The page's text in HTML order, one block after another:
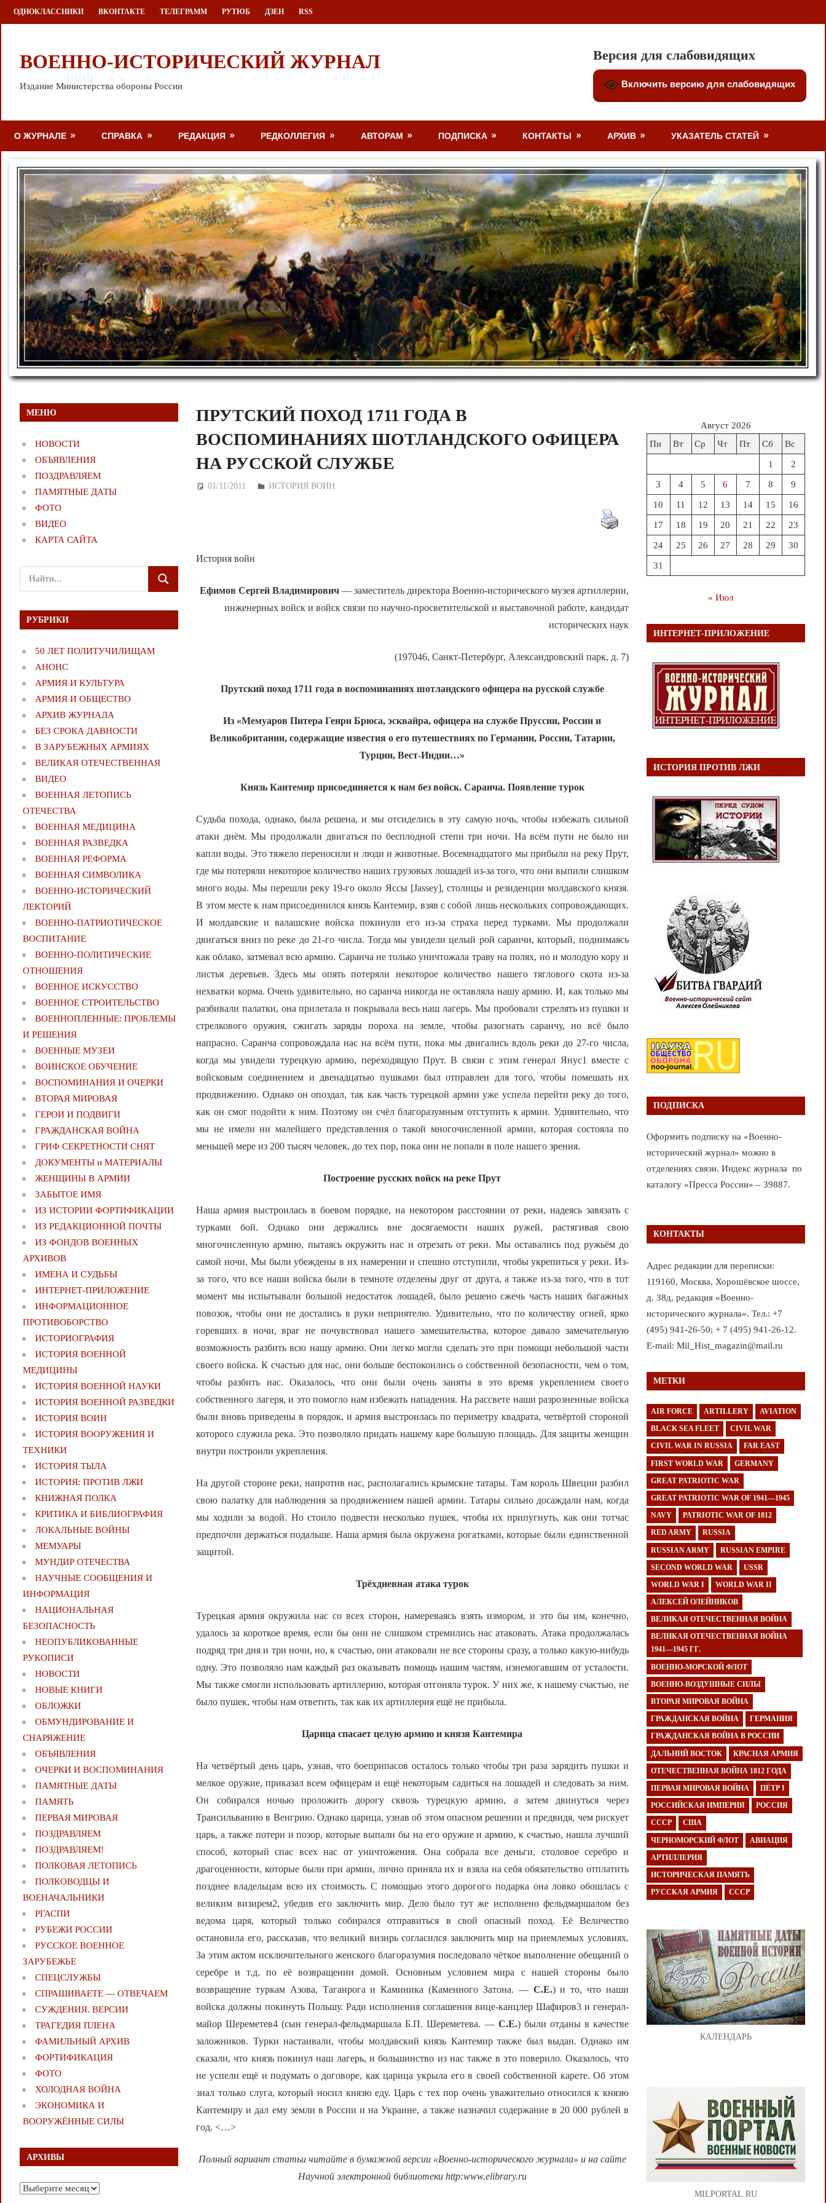
Перейти
к
ОДНОКЛАССНИКИ ВКОНТАКТЕ ТЕЛЕГРАММ РУТЮБ ДЗЕН RSS
ВОЕННО-ИСТОРИЧЕСКИЙ ЖУРНАЛ
Издание Министерства обороны России
Версия для слабовидящих
Включить версию для слабовидящих
О ЖУРНАЛЕ СПРАВКА РЕДАКЦИЯ РЕДКОЛЛЕГИЯ АВТОРАМ ПОДПИСКА КОНТАКТЫ АРХИВ УКАЗАТЕЛЬ СТАТЕЙ
ПРУТСКИЙ ПОХОД 1711 ГОДА В
ВОСПОМИНАНИЯХ ШОТЛАНДСКОГО ОФИЦЕРА
НА РУССКОЙ СЛУЖБЕ
01/11/2011 Дежурный по Редакции
ИСТОРИЯ ВОИН
История войн
Ефимов Сергей Владимирович— заместитель директора Военно-исторического музея артиллерии,
инженерных войск и войск связи по научно-просветительской и выставочной работе, кандидат
исторических наук
(197046, Санкт-Петербург, Александровский парк, д. 7)
Прутский поход 1711 года в воспоминаниях шотландского офицера на русской службе
Из «Мемуаров Питера Генри Брюса, эсквайра, офицера на службе Пруссии, России и
Великобритании, содержащие известия о его путешествиях по Германии, России, Татарии,
Турции, Вест-Индии…»
Князь Кантемир присоединяется к нам без войск. Саранча. Появление турок
Судьба похода, однако, была решена, и мы отсиделись в эту самую ночь, чтобы избежать сильной
атаки днём. Мы продолжали двигаться по бесплодной степи три ночи. На всём пути не было ни
капли воды. Это тяжело переносили и люди и животные. Восемнадцатого мы прибыли на реку Прут,
где мы потеряли некоторое количество наших грузовых лошадей из-за того, что они выпили слишком
много воды. Мы перешли реку 19-го около Яссы [Jassey], столицы и резиденции молдавского князя.
В этом месте к нам присоединился князь Кантемир, взяв с собой лишь нескольких сопровождающих.
И молдавские и валашские войска покинули его из-за страха перед турками. Мы продолжали
двигаться вниз по реке до 21-го числа. Тогда мы увидели целый рой саранчи, который, поднимаясь
как облако, затмевал всю армию. Саранча не только уничтожала траву на полях, но и молодую кору и
листья деревьев. Здесь мы опять потеряли некоторое количество нашего тяглового скота из-за
нехватки корма. Очень удивительно, но саранча никогда не оставляла нашу армию. И, как только мы
разбивали палатки, она прилетала и покрывала весь наш лагерь. Мы пробовали стрелять из пушки и
стрелкового оружия, сжигать заряды пороха на земле, чтобы разогнать саранчу, но всё было
напрасно. Саранча сопровождала нас на всём пути, пока мы двигались вдоль реки до 27-го числа,
когда мы увидели турецкую армию, переходящую Прут. В связи с этим генерал Янус1 вместе с
войсковым соединением и двенадцатью пушками был отправлен для того, чтобы помешать их
продвижению. Однако он опоздал, так как часть турецкой армии уже успела перейти реку до того,
как он смог подойти к ним. Поэтому он счёл благоразумным отступить к армии. Удивительно, что
мы не имели ни малейшего представления о такой многочисленной армии, которая состояла по
меньшей мере из 200 тысяч человек, до тех пор, пока они не попали в поле нашего зрения.
Построение русских войск на реке Прут
Наша армия выстроилась в боевом порядке, на некотором расстоянии от реки, надеясь завязать с
турками бой. Однако они держались вне досягаемости наших ружей, растягивая свою
многочисленную армию, пытаясь окружить нас и отрезать от реки. Мы оставались под ружьём до
самой ночи. Мы были убеждены в их намерении и спешно отступили, чтобы укрепиться у реки. Из-
за того, что все наши войска были в темноте отделены друг от друга, а также из-за того, что в тот
момент мы испытывали большой недостаток лошадей, было решено сжечь часть наших багажных
повозок, чтобы они не достались в руки неприятелю. Удивительно, что по количеству огней, ярко
горевших в ночи, враг не почувствовал нашего замешательства, которое давало замечательную
возможность разбить всю нашу армию. Они легко могли сделать это при помощи небольшой части
своего войска. К счастью для нас, они больше беспокоились о собственной безопасности, чем о том,
чтобы разбить нас. Оказалось, что они были очень заняты в это время укреплением своего
собственного лагеря, и это помогло нам избежать нападения. На рассвете наши разрозненные войска
были вновь приведены в порядок, и армия выстроилась по периметру квадрата, четвёртой стороной
которого служила река. Это позволяло придать нашему каре большую площадь. Для защиты женщин
внутри построили укрепления.
На другой стороне реки, напротив нас, располагались крымские татары. Там король Швеции разбил
свою палатку для наблюдения за продвижением нашей армии. Татары сильно досаждали нам, когда
мы ходили за водой. Но стоило подвести несколько пушек, чтобы их припугнуть, как они тотчас
предпочли держаться подальше. Наша армия была окружена рогатками, которые были единственной
защитой.
Трёхдневная атака турок
Турецкая армия окружила нас со всех сторон, намереваясь взять измором, и это бы им, конечно,
удалось за короткое время, если бы они не слишком стремились нас атаковать. Атака продолжалась
подряд три дня и три ночи, но, к счастью, они атаковали не все стороны сразу, а только какую-нибудь
одну. Это позволяло нам каждый раз оказывать помощь нашим частям, изнемогавшим от усталости.
Мы также смогли использовать артиллерию, которая отгоняла турок. У них же, к нашему счастью, не
было пушек, чтобы нам ответить, так как их артиллерия ещё не прибыла.
Царица спасает целую армию и князя Кантемира
На четвёртый день царь, узнав, что боеприпасов осталось только чтобы три раза зарядить пушки и
мелкое оружие, приказал всем офицерам и ещё некоторым садиться на лошадей и следовать за ним.
Он собирался ночью проложить дорогу сквозь турецкую армию, а затем двинуться через
Трансильванию в Венгрию. Однако царица, узнав об этом опасном решении и предвидя, чем рискует
царь, а также потери и позор, которые выпали бы на его оружие и армию, к счастью, нашла лучший
способ, который спас всех нас от уничтожения. Она собрала все деньги, столовое серебро и
драгоценности, которые были при армии, лично приняла их и взяла на себя обязательство отплатить
позднее владельцам всю их стоимость. С помощью этого дорогого подарка она ловко обошлась с
великим визирем2, убедив его заключить мир. Дело было тут же исполнено фельдмаршалом без
ведома царя, который только собирался отправиться в свой опасный поход. Её Величество
остановила его, рассказав, что великий визирь согласился заключить мир на приемлемых условиях.
За этим актом исключительного женского благоразумия последовало чёткое выполнение обещаний о
серебре и т.д. по её возвращении домой. Основным условием мира с нашей стороны было
возвращение туркам Азова, Таганрога и Каминика (Каменного Затона. — С.Е.) и то, что наши
войска должны покинуть Польшу. Ради исполнения соглашения вице-канцлер Шафиров3 и генерал-
майор Шереметев4 (сын генерал-фельдмаршала Б.П. Шереметева. — С.Е.) были отданы в качестве
заложников. Турки настаивали, чтобы молдавский князь Кантемир также был выдан. Однако им
сказали, что князь покинул наш лагерь, и большинство из нас также в это поверило. Оказалось, что
не успели ещё и подумать о договоре, как царица укрыла его в своей собственной карете. Об этом
знал только слуга, который носил князю еду. Царь с тех пор очень уважительно относился к князю
Кантемиру и дал ему земли в России и на Украине, а также назначил содержание в 20 000 рублей в
год. <…>
Полный вариант статьи читайте в бумажной версии «Военно-исторического журнала» и на сайте
Научной электронной библиотеки http:www.elibrary.ru
МЕНЮ
НОВОСТИ
ОБЪЯВЛЕНИЯ
ПОЗДРАВЛЯЕМ
ПАМЯТНЫЕ ДАТЫ
ФОТО
ВИДЕО
КАРТА САЙТА
Поиск
для:
ПОИСК
РУБРИКИ
50 ЛЕТ ПОЛИТУЧИЛИЩАМ
АНОНС
АРМИЯ И КУЛЬТУРА
АРМИЯ И ОБЩЕСТВО
АРХИВ ЖУРНАЛА
БЕЗ СРОКА ДАВНОСТИ
В ЗАРУБЕЖНЫХ АРМИЯХ
ВЕЛИКАЯ ОТЕЧЕСТВЕННАЯ
ВИДЕО
ВОЕННАЯ ЛЕТОПИСЬ
ОТЕЧЕСТВА
ВОЕННАЯ МЕДИЦИНА
ВОЕННАЯ РАЗВЕДКА
ВОЕННАЯ РЕФОРМА
ВОЕННАЯ СИМВОЛИКА
ВОЕННО-ИСТОРИЧЕСКИЙ
ЛЕКТОРИЙ
ВОЕННО-ПАТРИОТИЧЕСКОЕ
ВОСПИТАНИЕ
ВОЕННО-ПОЛИТИЧЕСКИE
ОТНОШЕНИЯ
ВОЕННОЕ ИСКУССТВО
ВОЕННОЕ СТРОИТЕЛЬСТВО
ВОЕННОПЛЕННЫЕ: ПРОБЛЕМЫ
И РЕШЕНИЯ
ВОЕННЫЕ МУЗЕИ
ВОИНСКОЕ ОБУЧЕНИЕ
ВОСПОМИНАНИЯ И ОЧЕРКИ
ВТОРАЯ МИРОВАЯ
ГЕРОИ И ПОДВИГИ
ГРАЖДАНСКАЯ ВОЙНА
ГРИФ СЕКРЕТНОСТИ СНЯТ
ДОКУМЕНТЫ и МАТЕРИАЛЫ
ЖЕНЩИНЫ В АРМИИ
ЗАБЫТОЕ ИМЯ
ИЗ ИСТОРИИ ФОРТИФИКАЦИИ
ИЗ РЕДАКЦИОННОЙ ПОЧТЫ
ИЗ ФОНДОВ ВОЕННЫХ
АРХИВОВ
ИМЕНА И СУДЬБЫ
ИНТЕРНЕТ-ПРИЛОЖЕНИЕ
ИНФОРМАЦИОННОЕ
ПРОТИВОБОРСТВО
ИСТОРИОГРАФИЯ
ИСТОРИЯ ВОЕННОЙ
МЕДИЦИНЫ
ИСТОРИЯ ВОЕННОЙ НАУКИ
ИСТОРИЯ ВОЕННОЙ РАЗВЕДКИ
ИСТОРИЯ ВОИН
ИСТОРИЯ ВООРУЖЕНИЯ И
ТЕХНИКИ
ИСТОРИЯ ТЫЛА
ИСТОРИЯ: ПРОТИВ ЛЖИ
КНИЖНАЯ ПОЛКА
КРИТИКА И БИБЛИОГРАФИЯ
ЛОКАЛЬНЫЕ ВОЙНЫ
МЕМУАРЫ
МУНДИР ОТЕЧЕСТВА
НАУЧНЫЕ СООБЩЕНИЯ И
ИНФОРМАЦИЯ
НАЦИОНАЛЬНАЯ
БЕЗОПАСНОСТЬ
НЕОПУБЛИКОВАННЫЕ
РУКОПИСИ
НОВОСТИ
НОВЫЕ КНИГИ
ОБЛОЖКИ
ОБМУНДИРОВАНИЕ И
СНАРЯЖЕНИЕ
ОБЪЯВЛЕНИЯ
ОЧЕРКИ И ВОСПОМИНАНИЯ
ПАМЯТНЫЕ ДАТЫ
ПАМЯТЬ
ПЕРВАЯ МИРОВАЯ
ПОЗДРАВЛЯЕМ
ПОЗДРАВЛЯЕМ!
ПОЛКОВАЯ ЛЕТОПИСЬ
ПОЛКОВОДЦЫ И
ВОЕНАЧАЛЬНИКИ
РГАСПИ
РУБЕЖИ РОССИИ
РУССКОЕ ВОЕННОЕ
ЗАРУБЕЖЬЕ
СПЕЦСЛУЖБЫ
СПРАШИВАЕТЕ — ОТВЕЧАЕМ
СУЖДЕНИЯ. ВЕРСИИ
ТРАГЕДИЯ ПЛЕНА
ФАМИЛЬНЫЙ АРХИВ
ФОРТИФИКАЦИЯ
ФОТО
ХОЛОДНАЯ ВОЙНА
ЭКОНОМИКА И
ВООРУЖЁННЫЕ СИЛЫ
АРХИВЫ
Архивы
Август 2026
Пн
Вт Ср Чт Пт Сб Вс
1 2
3 4 5 6 7 8 9
10 11 12 13 14 15 16
17 18 19 20 21 22 23
24 25 26 27 28 29 30
31
« Июл
ИНТЕРНЕТ-ПРИЛОЖЕНИЕ
ИСТОРИЯ ПРОТИВ ЛЖИ
ПОДПИСКА
Оформить подписку на «Военно-
исторический журнал» можно в
отделениях связи. Индекс журнала по
каталогу «Пресса России» – 39887.
КОНТАКТЫ
Адрес редакции для переписки:
119160, Москва, Хорошёвское шоссе,
д. 38д, редакция «Военно-
исторического журнала». Тел.: +7
(495) 941-26-50; + 7 (495) 941-26-12.
E-mail: Mil_Hist_magazin@mail.ru
МЕТКИ
AIR FORCE ARTILLERY AVIATION
BLACK SEA FLEET CIVIL WAR
CIVIL WAR IN RUSSIA FAR EAST
FIRST WORLD WAR GERMANY
GREAT PATRIOTIC WAR
GREAT PATRIOTIC WAR OF 1941—1945
NAVY PATRIOTIC WAR OF 1812
RED ARMY RUSSIA
RUSSIAN ARMY RUSSIAN EMPIRE
SECOND WORLD WAR USSR
WORLD WAR I WORLD WAR II
АЛЕКСЕЙ ОЛЕЙНИКОВ
ВЕЛИКАЯ ОТЕЧЕСТВЕННАЯ ВОЙНА
ВЕЛИКАЯ ОТЕЧЕСТВЕННАЯ ВОЙНА
1941—1945 ГГ.
ВОЕННО-МОРСКОЙ ФЛОТ
ВОЕННО-ВОЗДУШНЫЕ СИЛЫ
ВТОРАЯ МИРОВАЯ ВОЙНА
ГРАЖДАНСКАЯ ВОЙНА ГЕРМАНИЯ
ГРАЖДАНСКАЯ ВОЙНА В РОССИИ
ДАЛЬНИЙ ВОСТОК КРАСНАЯ АРМИЯ
ОТЕЧЕСТВЕННАЯ ВОЙНА 1812 ГОДА
ПЕРВАЯ МИРОВАЯ ВОЙНА ПЁТР I
РОССИЙСКАЯ ИМПЕРИЯ РОССИЯ
СССР США
ЧЕРНОМОРСКИЙ ФЛОТ АВИАЦИЯ
АРТИЛЛЕРИЯ
ИСТОРИЧЕСКАЯ ПАМЯТЬ
РУССКАЯ АРМИЯ СССР
КАЛЕНДАРЬ
MILPORTAL.RU